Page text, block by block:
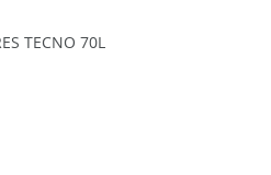
TECNO 70L